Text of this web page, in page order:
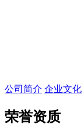
公司简介 企业文化
荣誉资质